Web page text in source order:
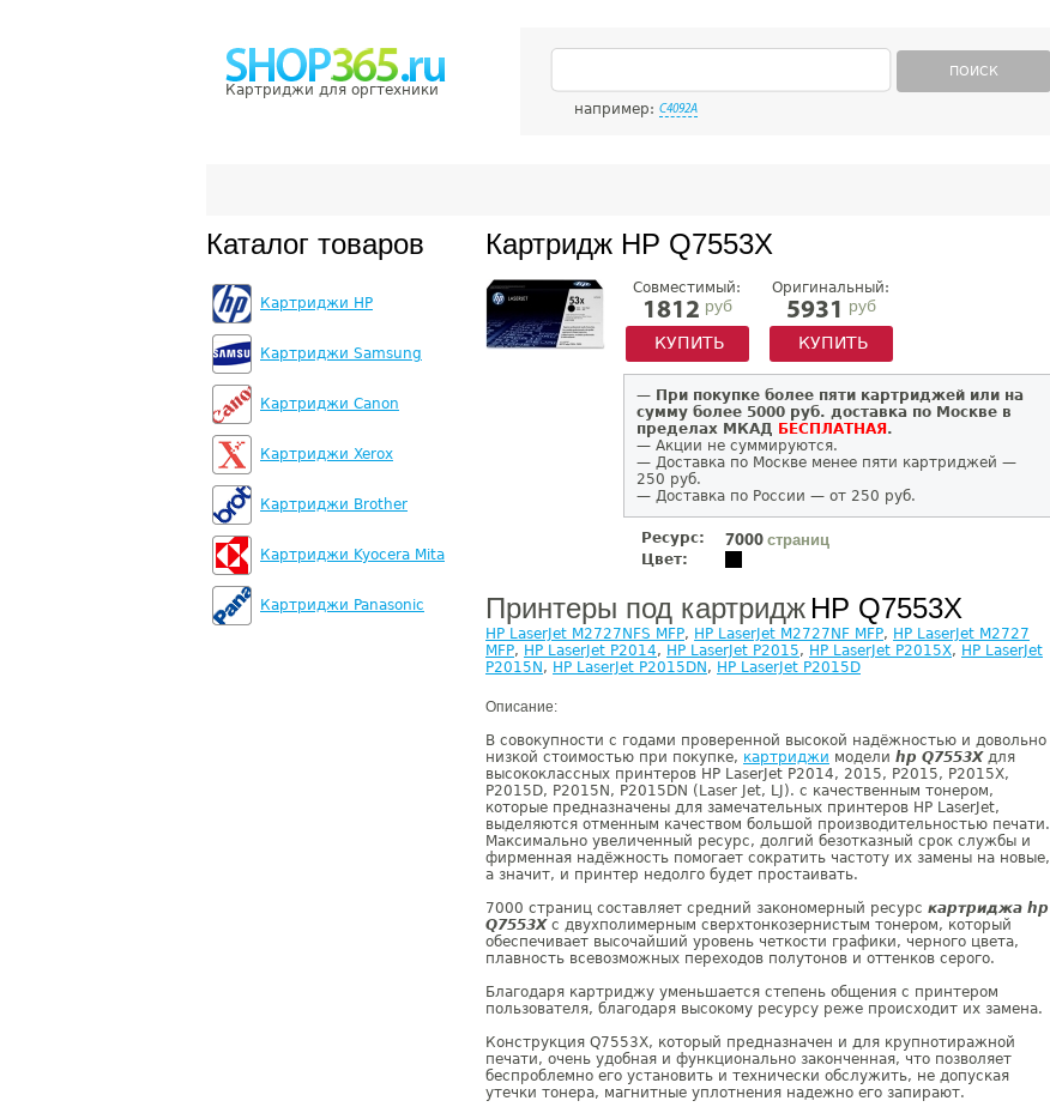
Картриджи для оргтехники
ПОИСК
например: C4092A
Каталог товаров
Картриджи HP
Картриджи Samsung
Картриджи Canon
Картриджи Xerox
Картриджи Brother
Картриджи Kyocera Mita
Картриджи Panasonic
Картридж HP Q7553X
Совместимый:
1812 руб
КУПИТЬ
Оригинальный:
5931
руб
КУПИТЬ
— При покупке более пяти картриджей или на
сумму более 5000 руб. доставка по Москве в
пределах МКАД БЕСПЛАТНАЯ .
— Акции не суммируются.
— Доставка по Москве менее пяти картриджей —
250 руб.
— Доставка по России — от 250 руб.
Ресурс: 7000 страниц
Цвет:
Принтеры под картридж HP Q7553X
HP LaserJet M2727NFS MFP, HP LaserJet M2727NF MFP, HP LaserJet M2727
MFP, HP LaserJet P2014, HP LaserJet P2015, HP LaserJet P2015X, HP LaserJet
P2015N , HP LaserJet P2015DN , HP LaserJet P2015D
Описание:
В совокупности с годами проверенной высокой надёжностью и довольно
низкой стоимостью при покупке, картриджи модели hp Q7553Xдля
высококлассных принтеров HP LaserJet P2014, 2015, P2015, P2015X,
P2015D, P2015N, P2015DN (Laser Jet, LJ). с качественным тонером,
которые предназначены для замечательных принтеров HP LaserJet,
выделяются отменным качеством большой производительностью печати.
Максимально увеличенный ресурс, долгий безотказный срок службы и
фирменная надёжность помогает сократить частоту их замены на новые,
а значит, и принтер недолго будет простаивать.
7000 страниц составляет средний закономерный ресурс картриджа hp
Q7553Xс двухполимерным сверхтонкозернистым тонером, который
обеспечивает высочайший уровень четкости графики, черного цвета,
плавность всевозможных переходов полутонов и оттенков серого.
Благодаря картриджу уменьшается степень общения с принтером
пользователя, благодаря высокому ресурсу реже происходит их замена.
Конструкция Q7553X, который предназначен и для крупнотиражной
печати, очень удобная и функционально законченная, что позволяет
беспроблемно его установить и технически обслужить, не допуская
утечки тонера, магнитные уплотнения надежно его запирают.